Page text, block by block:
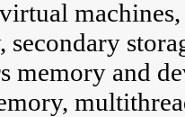
memory and